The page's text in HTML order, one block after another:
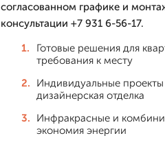
согласованном графике и
консультации +7 931 6-56-17.
Готовые решения для
требования к месту
Индивидуальные
дизайнерская отделка
Инфракрасные и
экономия энергии